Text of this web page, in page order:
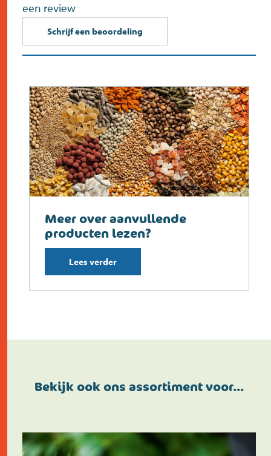
een review
Schrijf een beoordeling
Meer over aanvullende
producten lezen?
Lees verder
Bekijk ook ons assortiment voor…